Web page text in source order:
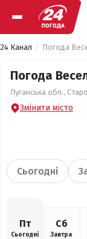
24 Канал Погода
Погода
Луганська обл.,
Змінити місто
Сьогодні
Пт
Сьогодні
Сб
Завтра